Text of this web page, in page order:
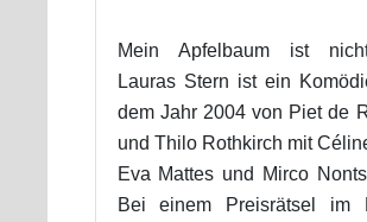
Mein Apfelbaum ist
Lauras Stern ist ein
dem Jahr 2004 von Piet de
und Thilo Rothkirch mit
Eva Mattes und Mirco
Bei einem Preisrätsel im